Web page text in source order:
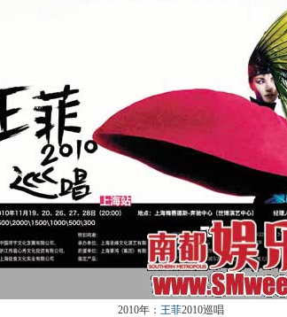
2010年： 王菲2010巡唱